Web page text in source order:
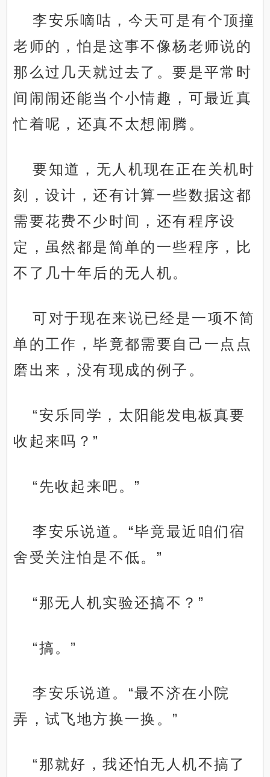
李安乐嘀咕，今天可是有个顶撞
老师的，怕是这事不像杨老师说的
那么过几天就过去了。要是平常时
间闹闹还能当个小情趣，可最近真
忙着呢，还真不太想闹腾。
要知道，无人机现在正在关机时
刻，设计，还有计算一些数据这都
需要花费不少时间，还有程序设
定，虽然都是简单的一些程序，比
不了几十年后的无人机。
可对于现在来说已经是一项不简
单的工作，毕竟都需要自己一点点
磨出来，没有现成的例子。
“安乐同学，太阳能发电板真要
收起来吗？”
“先收起来吧。”
李安乐说道。“毕竟最近咱们宿
舍受关注怕是不低。”
“那无人机实验还搞不？”
“搞。”
李安乐说道。“最不济在小院
弄，试飞地方换一换。”
“那就好，我还怕无人机不搞了